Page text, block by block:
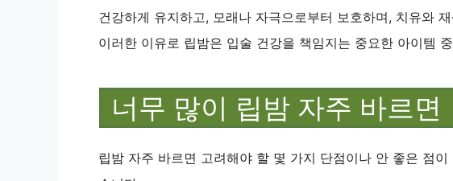
건강하게 유지하고, 모래나 자극으로부터 보호하며, 치유와
이러한 이유로 립밤은 입술 건강을 책임지는 중요한 아이템
너무 많이 립밤 자주 바르면
립밤 자주 바르면 고려해야 할 몇 가지 단점이나 안 좋은 점